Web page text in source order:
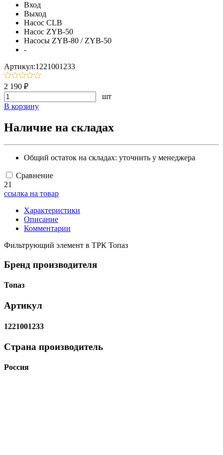
Вход
Выход
Насос CLB
Насос ZYB-50
Насосы ZYB-80 / ZYB-50
-
Артикул:1221001233
2 190 ₽
шт
В корзину
Наличие на складах
Общий остаток на складах: уточнить у менеджера
Сравнение
21
ссылка на товар
Характеристики
Описание
Комментарии
Фильтрующий элемент в ТРК Топаз
Бренд производителя
Топаз
Артикул
1221001233
Страна производитель
Россия